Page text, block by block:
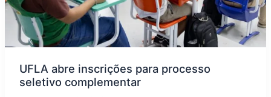
UFLA abre inscrições para processo
seletivo complementar